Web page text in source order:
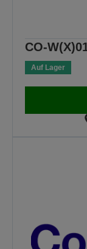
CO-
Auf Lager